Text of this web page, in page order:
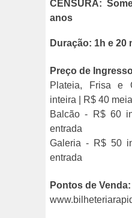
CENSURA:
anos
Duração: 1h e 20
Preço de
Plateia, Frisa e
inteira | R$ 40
Balcão - R$ 60
entrada
Galeria - R$ 50
entrada
Pontos de Venda: